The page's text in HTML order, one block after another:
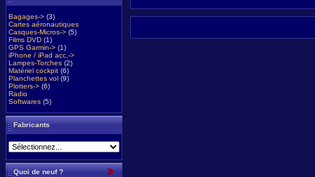
Bagages-> (3)
Cartes aéronautiques
Casques-Micros-> (5)
Films DVD (1)
GPS Garmin-> (1)
iPhone / iPad acc.->
Lampes-Torches (2)
Matériel cockpit (6)
Planchettes vol (9)
Plotters-> (6)
Radio
Softwares (5)
Fabricants
Quoi de neuf ?